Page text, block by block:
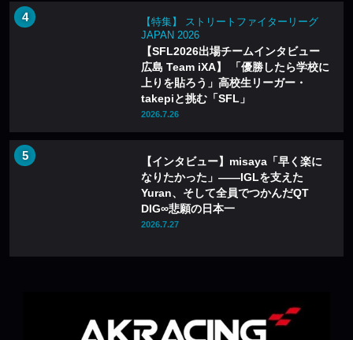
【特集】 ストリートファイターリーグ
JAPAN 2026
【SFL2026出場チームインタビュー
広島 Team iXA】 「優勝したら学校に
上りを貼ろう」高校生リーガー・
takepiと挑む「SFL」
2026.7.26
【インタビュー】misaya「早く楽に
なりたかった」——IGLを支えた
Yuran、そして全員でつかんだQT
DIG∞悲願の日本一
2026.7.27